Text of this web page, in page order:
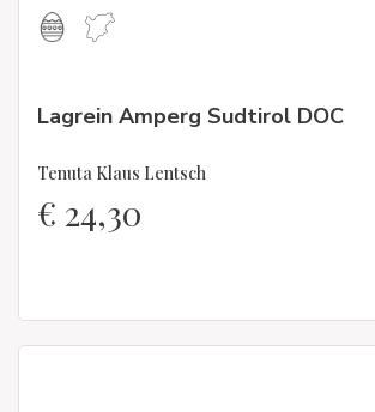
Lagrein Amperg Sudtirol DOC
Tenuta Klaus Lentsch
€ 24,30